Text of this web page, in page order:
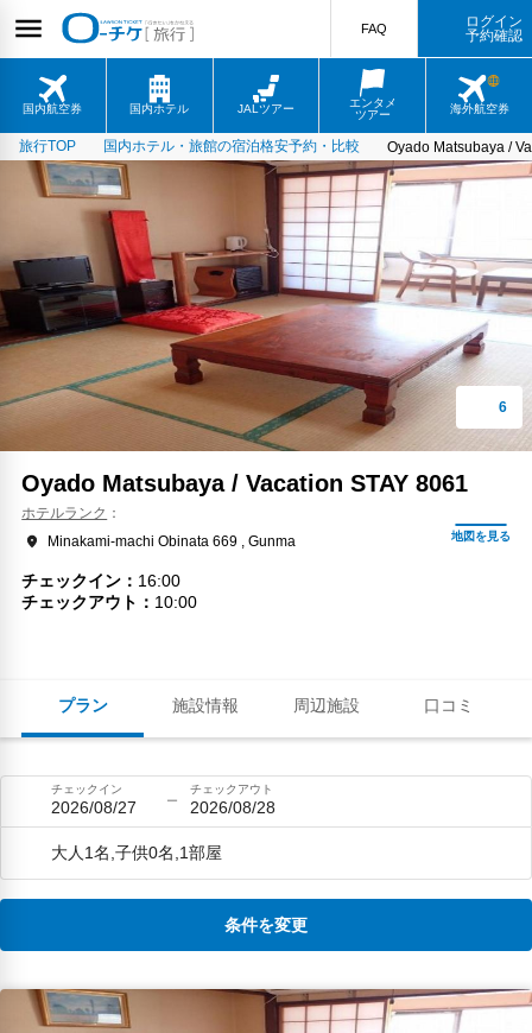
国内航空券 国内ホテル JALツアー
エンタメ
ツアー
海外航空券
FAQ
ログイン
予約確認
旅行TOP 国内ホテル・旅館の宿泊格安予約・比較 Oyado Matsubaya /
プラン 施設情報 周辺施設 口コミ
Oyado Matsubaya / Vacation STAY 8061
ホテルランク
Minakami-machi Obinata 669 , Gunma
チェックイン
16:00
チェックアウト
10:00
チェックイン
2026/08/27
チェックアウト
2026/08/28
大人1名,子供0名,1部屋
条件を変更